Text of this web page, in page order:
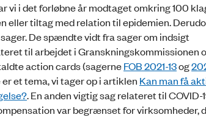
vi i det forløbne år modtaget omkring 100
eller tiltag med relation til epidemien.
De spændte vidt fra sager om indsigt
til arbejdet i Granskningskommissionen
action cards (sagerneFOB 2021-13og
et tema, vi tager op i artiklen Kan man få
. En anden vigtig sag relateret til COVID-
var begrænset for virksomheder,